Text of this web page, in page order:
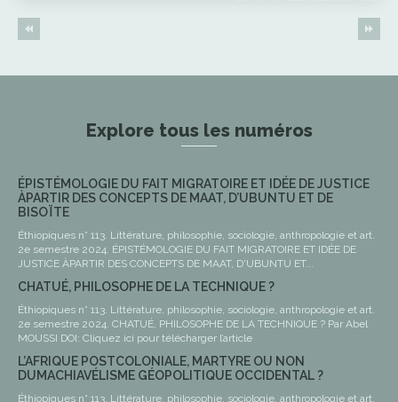
Explore tous les numéros
ÉPISTÉMOLOGIE DU FAIT MIGRATOIRE ET IDÉE DE JUSTICE
ÀPARTIR DES CONCEPTS DE MAAT, D’UBUNTU ET DE
BISOÏTE
Éthiopiques n° 113. Littérature, philosophie, sociologie, anthropologie et art.
2e semestre 2024. ÉPISTÉMOLOGIE DU FAIT MIGRATOIRE ET IDÉE DE
JUSTICE ÀPARTIR DES CONCEPTS DE MAAT, D'UBUNTU ET...
CHATUÉ, PHILOSOPHE DE LA TECHNIQUE ?
Éthiopiques n° 113. Littérature, philosophie, sociologie, anthropologie et art.
2e semestre 2024. CHATUÉ, PHILOSOPHE DE LA TECHNIQUE ? Par Abel
MOUSSI DOI: Cliquez ici pour télécharger l’article
L’AFRIQUE POSTCOLONIALE, MARTYRE OU NON
DUMACHIAVÉLISME GÉOPOLITIQUE OCCIDENTAL ?
Éthiopiques n° 113. Littérature, philosophie, sociologie, anthropologie et art.